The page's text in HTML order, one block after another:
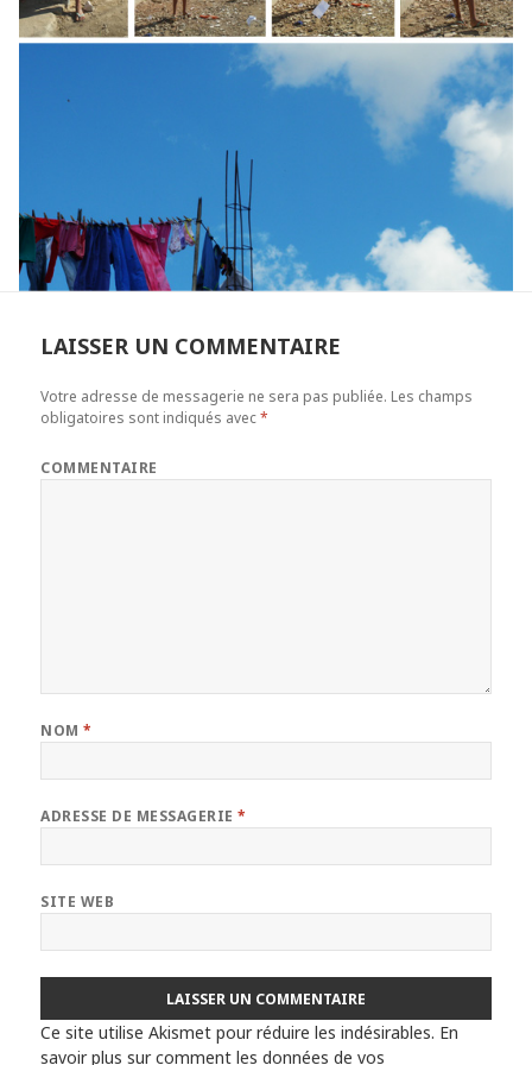
LAISSER UN COMMENTAIRE
Votre adresse de messagerie ne sera pas publiée. Les champs
obligatoires sont indiqués avec*
COMMENTAIRE
NOM*
ADRESSE DE MESSAGERIE*
SITE WEB
Ce site utilise Akismet pour réduire les indésirables. En
savoir plus sur comment les données de vos